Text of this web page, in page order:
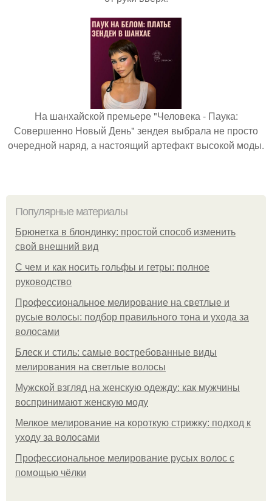
На шанхайской премьере "Человека - Паука:
Совершенно Новый День" зендея выбрала не просто
очередной наряд, а настоящий артефакт высокой моды.
Популярные материалы
Брюнетка в блондинку: простой способ изменить
свой внешний вид
С чем и как носить гольфы и гетры: полное
руководство
Профессиональное мелирование на светлые и
русые волосы: подбор правильного тона и ухода за
волосами
Блеск и стиль: самые востребованные виды
мелирования на светлые волосы
Мужской взгляд на женскую одежду: как мужчины
воспринимают женскую моду
Мелкое мелирование на короткую стрижку: подход к
уходу за волосами
Профессиональное мелирование русых волос с
помощью чёлки